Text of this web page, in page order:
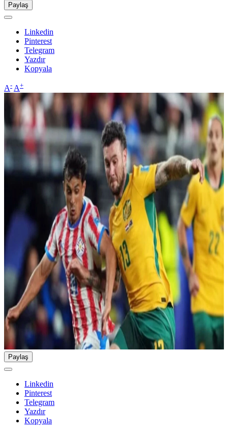
Paylaş
Linkedin
Pinterest
Telegram
Yazdır
Kopyala
A- A+
Paylaş
Linkedin
Pinterest
Telegram
Yazdır
Kopyala